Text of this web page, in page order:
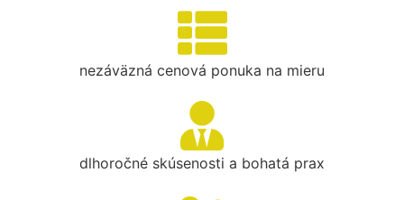
nezáväzná cenová ponuka na mieru
dlhoročné skúsenosti a bohatá prax